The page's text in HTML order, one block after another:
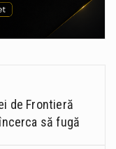
de Frontieră
să fugă